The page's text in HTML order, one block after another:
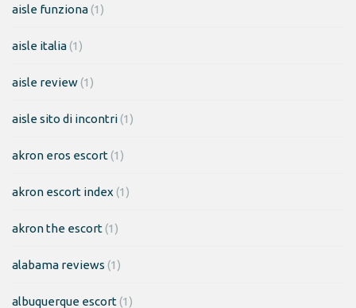
aisle funziona(1)
aisle italia(1)
aisle review(1)
aisle sito di incontri(1)
akron eros escort(1)
akron escort index (1)
akron the escort(1)
alabama reviews (1)
albuquerque escort(1)